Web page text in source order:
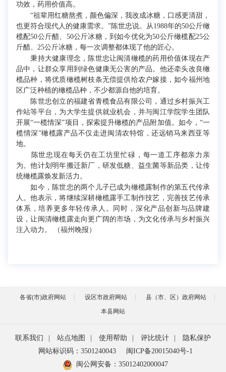
功效，药用价值高。
“祖辈用红糖熬煮，颜色偏深，我改成冰糖，口感更清甜，
也更符合现代人的健康需求。”陈世忠说。从1988年的50公斤橄
榄配50公斤醋、50公斤冰糖，到如今优化为50公斤橄榄配25公
斤醋、25公斤冰糖，每一次调整都体现了他的匠心。
秉持大健康理念，陈世忠让闽清橄榄的药用价值体现在产
品中，让群众享用到绿色健康无公害的产品。他还牵头改良橄
榄品种，将优质橄榄树枝条无偿提供给农户嫁接，如今福州地
区广泛种植的橄榄品种，不少都源自他的培育。
陈世忠创立的福建省青榄食品有限公司，通过乡村振兴工
作站等平台，为大学生提供就业机会，并与闽江学院学生团队
开展“一榄情深”项目，探索提升橄榄的产品附加值。如今，“一
榄情深”橄榄露产品不仅走进闽清农特馆，还远销马来西亚等
地。
陈世忠现在每天仍在工坊里忙碌，每一道工序都亲力亲
为。他计划明年搬迁新厂，研发低糖、益生菌等新品类，让传
统橄榄露焕发新活力。
如今，陈世忠的两个儿子已成为橄榄露制作的第五代传承
人。他表示，将继续深耕橄榄露手工制作技艺，完善技艺传承
体系，培养更多年轻传承人。同时，深化产品创新与品牌建
设，让闽清橄榄露走向更广阔的市场，为文化传承与乡村振兴
注入动力。 （福州晚报）
各省(市)政府网站 设区市政府网站
县（市、区）政府网站
本县网站
联系我们 站点地图 使用帮助 评比统计
隐私保护
网站标识码：3501240043
闽ICP备20015040号-1
闽公网安备： 35012402000047